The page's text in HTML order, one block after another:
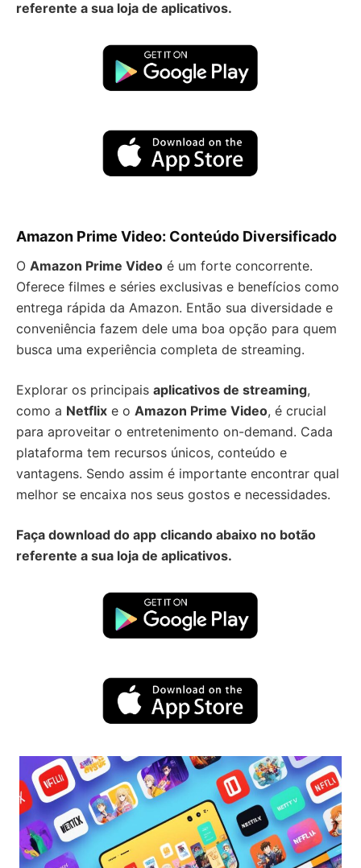
referente a sua loja de aplicativos.
Amazon Prime Video: Conteúdo Diversificado
O Amazon Prime Video é um forte concorrente.
Oferece filmes e séries exclusivas e benefícios como
entrega rápida da Amazon. Então sua diversidade e
conveniência fazem dele uma boa opção para quem
busca uma experiência completa de streaming.
Explorar os principais aplicativos de streaming,
como a Netflix e o Amazon Prime Video, é crucial
para aproveitar o entretenimento on-demand. Cada
plataforma tem recursos únicos, conteúdo e
vantagens. Sendo assim é importante encontrar qual
melhor se encaixa nos seus gostos e necessidades.
Faça download do app clicando abaixo no botão
referente a sua loja de aplicativos.